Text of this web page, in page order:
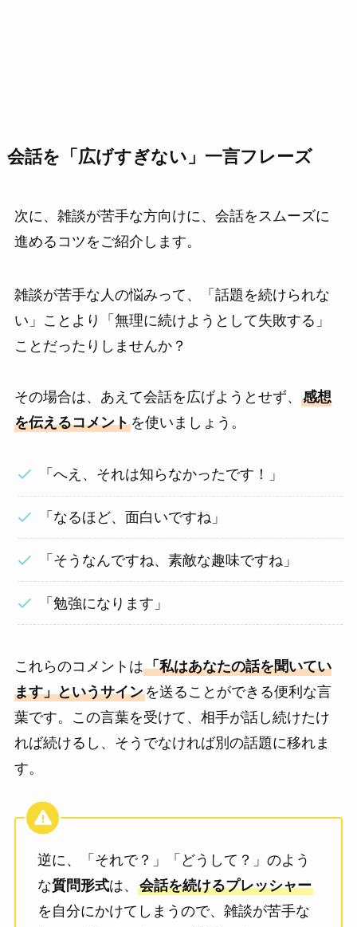
会話を「広げすぎない」一言フレーズ
次に、雑談が苦手な方向けに、会話をスムーズに
進めるコツをご紹介します。
雑談が苦手な人の悩みって、「話題を続けられな
い」ことより「無理に続けようとして失敗する」
ことだったりしませんか？
その場合は、あえて会話を広げようとせず、 感想
を伝えるコメントを使いましょう。
「へえ、それは知らなかったです！」
「なるほど、面白いですね」
「そうなんですね、素敵な趣味ですね」
「勉強になります」
これらのコメントは「私はあなたの話を聞いてい
ます」というサインを送ることができる便利な言
葉です。この言葉を受けて、相手が話し続けたけ
れば続けるし、そうでなければ別の話題に移れま
す。
逆に、「それで？」「どうして？」のよう
な質問形式は、 会話を続けるプレッシャー
を自分にかけてしまうので、雑談が苦手な